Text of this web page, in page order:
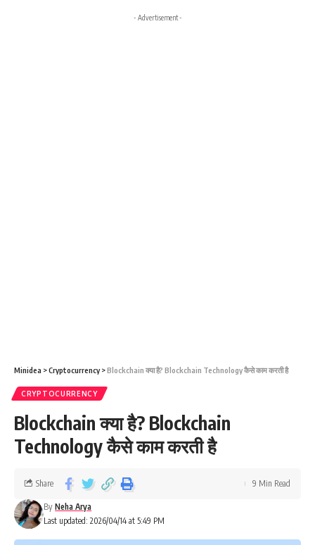
- Advertisement -
Minidea >Cryptocurrency>Blockchain क्या है? Blockchain Technology कैसे काम करती है
CRYPTOCURRENCY
Blockchain क्या है? Blockchain
Technology कैसे काम करती है
Last updated: 2026/04/14 at 5:49 PM
By Neha Arya
Share 9 Min Read